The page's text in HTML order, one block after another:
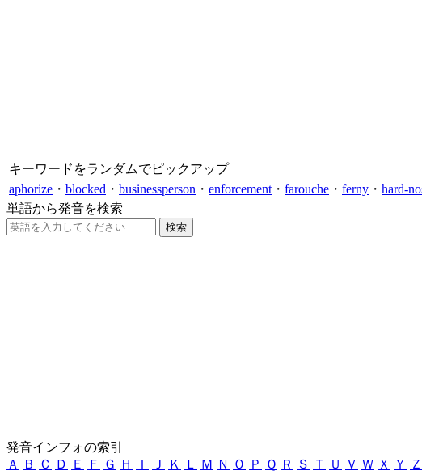
キーワードをランダムでピックアップ
aphorize ・ blocked ・ businessperson ・ enforcement ・ farouche ・ ferny ・ hard-
単語から発音を検索
発音インフォの索引
Ａ
Ｂ Ｃ Ｄ Ｅ Ｆ Ｇ Ｈ Ｉ Ｊ Ｋ Ｌ Ｍ Ｎ Ｏ Ｐ Ｑ Ｒ Ｓ Ｔ Ｕ Ｖ Ｗ Ｘ Ｙ Ｚ